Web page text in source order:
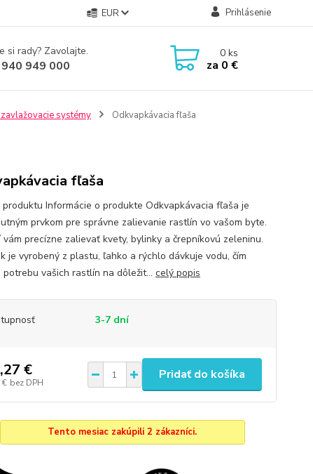
EUR Prihlásenie
si rady? Zavolajte.
949 000
0ks
za 0 €
systémy Odkvapkávacia fľaša
fľaša
Informácie o produkte Odkvapkávacia fľaša je
prvkom pre správne zalievanie rastlín vo vašom byte.
vám precízne zalievať kvety, bylinky a črepníkovú zeleninu.
je vyrobený z plastu, ľahko a rýchlo dávkuje vodu, čím
potrebu vašich rastlín na dôležit... celý popis
3-7 dní
€
€ bez DPH
Pridať do košíka
Tento mesiac zakúpili 2 zákazníci.